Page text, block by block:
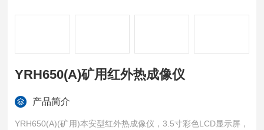
YRH650(A)矿用红外热成像仪
产品简介
YRH650(A)(矿用)本安型红外热成像仪，3.5寸彩色LCD显示屏，